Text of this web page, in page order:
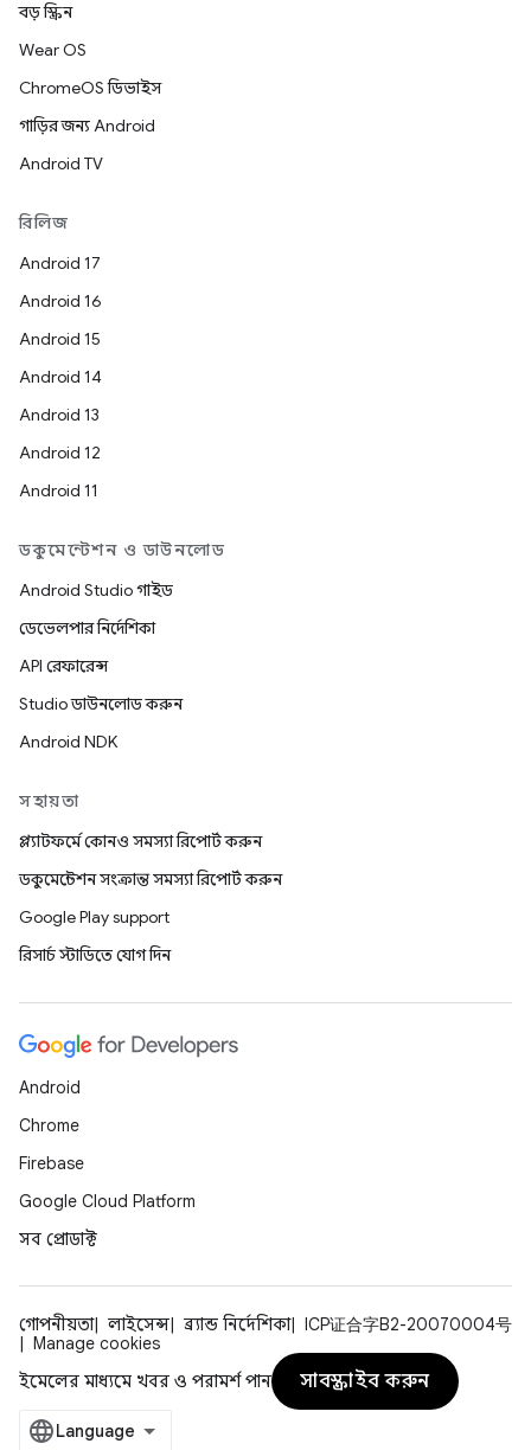
বড় স্ক্রিন
Wear OS
ChromeOS ডিভাইস
গাড়ির জন্য Android
Android TV
রিলিজ
Android 17
Android 16
Android 15
Android 14
Android 13
Android 12
Android 11
ডকুমেন্টেশন ও ডাউনলোড
Android Studio গাইড
ডেভেলপার নির্দেশিকা
API রেফারেন্স
Studio ডাউনলোড করুন
Android NDK
সহায়তা
প্ল্যাটফর্মে কোনও সমস্যা রিপোর্ট করুন
ডকুমেন্টেশন সংক্রান্ত সমস্যা রিপোর্ট করুন
Google Play support
রিসার্চ স্টাডিতে যোগ দিন
Android
Chrome
Firebase
Google Cloud Platform
সব প্রোডাক্ট
গোপনীয়তা লাইসেন্স ব্র্যান্ড নির্দেশিকা
ICP证合字B2-20070004号
Manage cookies
ইমেলের মাধ্যমে খবর ও পরামর্শ পান
সাবস্ক্রাইব করুন